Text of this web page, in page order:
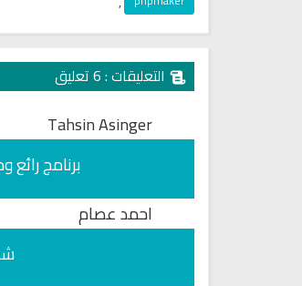
التعليقات : 6 تعليق
Tahsin Asinger
برنامج رائع
احمد عصام